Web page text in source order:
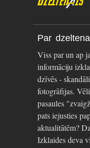
Par
Viss par un ap
informāciju
dzīvēs -
fotogrāfijas.
pasaules
pats iejusties
aktualitātēm?
Izklaides deva